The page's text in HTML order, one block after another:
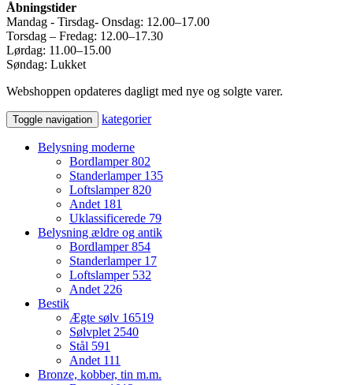
Åbningstider
Mandag - Tirsdag- Onsdag: 12.00–17.00
Torsdag – Fredag: 12.00–17.30
Lørdag: 11.00–15.00
Søndag: Lukket
Webshoppen opdateres dagligt med nye og solgte varer.
Toggle navigation kategorier
Belysning moderne
Bordlamper802
Standerlamper 135
Loftslamper820
Andet 181
Uklassificerede 79
Belysning ældre og antik
Bordlamper854
Standerlamper 17
Loftslamper 532
Andet226
Bestik
Ægte sølv 16519
Sølvplet2540
Stål 591
Andet 111
Bronze, kobber, tin m.m.